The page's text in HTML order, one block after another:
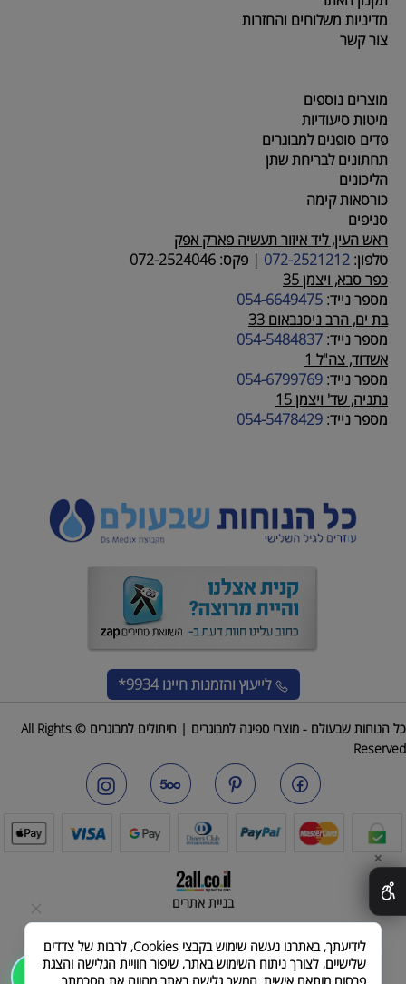
מדיניות משלוחים והחזרות
צור קשר
מוצרים נוספים
מיטות סיעודיות
פדים סופגים למבוגרים
תחתונים לבריחת שתן
הליכונים
כורסאות קימה
סניפים
ראש העין, ליד איזור תעשיה פארק אפק
טלפון: 072-2521212
| פקס:
כפר סבא, ויצמן 35
מספר נייד: 054-6649475
בת ים, הרב ניסנבאום 33
מספר נייד: 054-5484837
אשדוד, צה"ל 1
מספר נייד: 054-6799769
נתניה, שד' ויצמן 15
מספר נייד: 054-5478429
לייעוץ והזמנותחייגו 9934*
כל הנוחות שבעולם - מוצרי ספיגה למבוגרים | חיתולים למבוגרים © All Rights
Reserved
בניית אתרים
✕
לידיעתך, באתרנו נעשה שימוש בקבצי Cookies, לרבות של צדדים
שלישיים, לצורך ניתוח השימוש באתר, שיפור חוויית הגלישה והצגת
שלחו הודעה